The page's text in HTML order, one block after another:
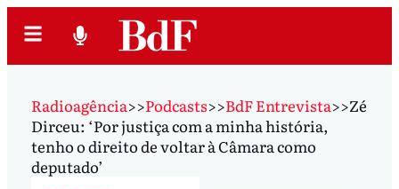
Radioagência>>Podcasts>>BdF Entrevista>>Zé
Dirceu: ‘Por justiça com a minha história,
tenho o direito de voltar à Câmara como
deputado’